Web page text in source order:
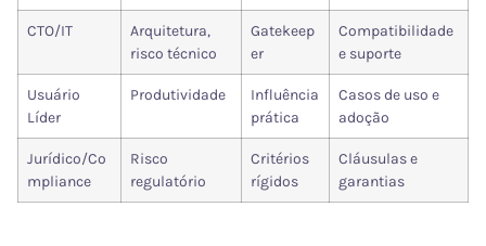
CTO/IT
Arquitetura,
risco técnico
Gatekeep
er
Compatibilidade
e suporte
Usuário
Líder
Produtividade
Influência
prática
Casos de uso e
adoção
Jurídico/Co
mpliance
Risco
regulatório
Critérios
rígidos
Cláusulas e
garantias